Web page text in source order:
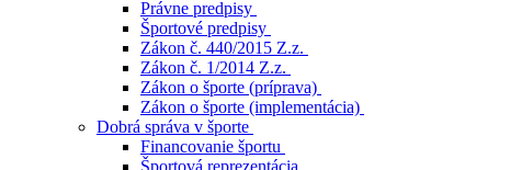
Právne predpisy
Športové predpisy
Zákon č. 440/2015 Z.z.
Zákon č. 1/2014 Z.z.
Zákon o športe (príprava)
Zákon o športe (implementácia)
Dobrá správa v športe
Financovanie športu
Športová reprezentácia